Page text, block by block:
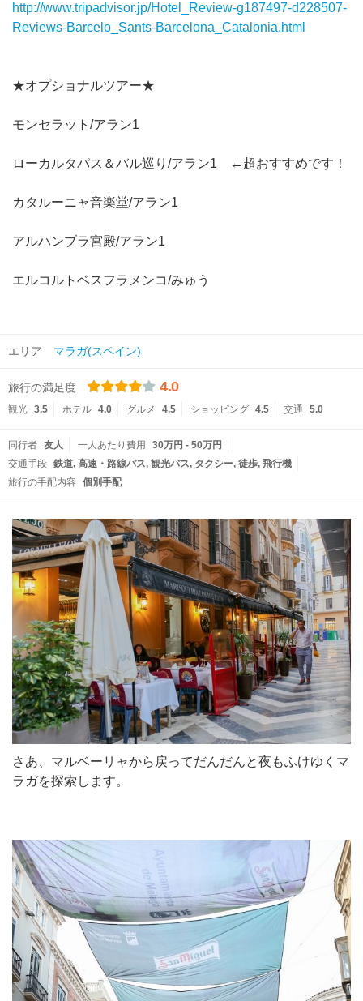
http://www.tripadvisor.jp/Hotel_Review-g187497-d228507-
Reviews-Barcelo_Sants-Barcelona_Catalonia.html
★オプショナルツアー★
モンセラット/アラン1
ローカルタパス＆バル巡り/アラン1 ←超おすすめです！
カタルーニャ音楽堂/アラン1
アルハンブラ宮殿/アラン1
エルコルトベスフラメンコ/みゅう
エリア マラガ(スペイン)
旅行の満足度 4.0
観光 3.5 ホテル 4.0 グルメ 4.5 ショッピング 4.5 交通 5.0
同行者 友人 一人あたり費用
30万円 - 50万円
交通手段 鉄道 高速・路線バス 観光バス タクシー 徒歩 飛行機
旅行の手配内容
個別手配
さあ、マルベーリャから戻ってだんだんと夜もふけゆくマ
ラガを探索します。